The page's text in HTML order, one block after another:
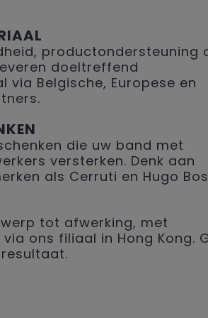
productondersteuning
doeltreffend
Belgische, Europese en
die uw band met
versterken. Denk aan
als Cerruti en Hugo
tot afwerking, met
ons filiaal in Hong Kong.